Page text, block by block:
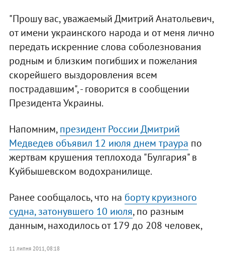
"Прошу вас, уважаемый Дмитрий Анатольевич,
от имени украинского народа и от меня лично
передать искренние слова соболезнования
родным и близким погибших и пожелания
скорейшего выздоровления всем
пострадавшим", - говорится в сообщении
Президента Украины.
Напомним,президент России Дмитрий
Медведев объявил 12 июля днем траура по
жертвам крушения теплохода "Булгария" в
Куйбышевском водохранилище.
Ранее сообщалось, что на борту круизного
судна, затонувшего 10 июля, по разным
данным, находилось от 179 до 208 человек,
11 липня 2011, 08:18